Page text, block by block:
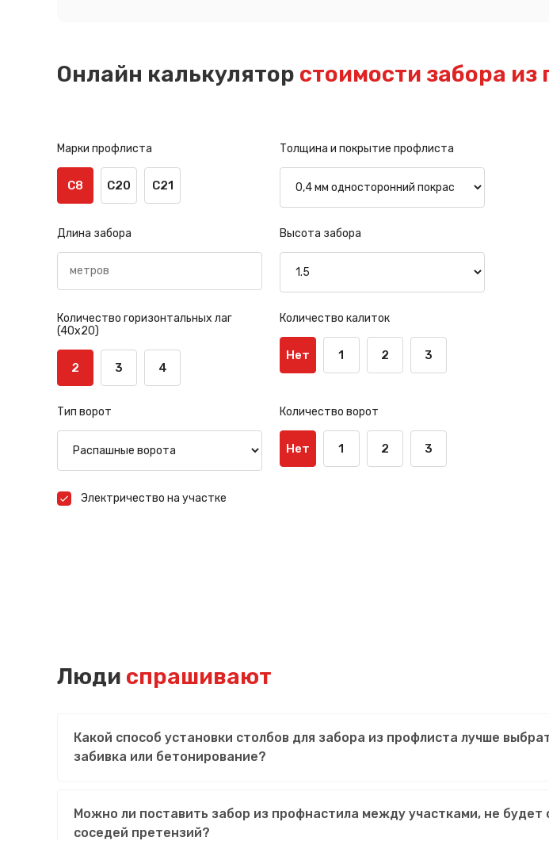
Онлайн калькулятор стоимости забора
Марки профлиста
С8 С20 С21
Толщина и покрытие профлиста
Длина забора Высота забора
Количество горизонтальных лаг
(40х20)
2 3 4
Количество калиток
Нет 1 2 3
Тип ворот Количество ворот
Нет 1 2 3
Электричество на участке
Люди спрашивают
Какой способ установки столбов для забора из профлиста лучше
забивка или бетонирование?
Можно ли поставить забор из профнастила между участками, не будет
соседей претензий?